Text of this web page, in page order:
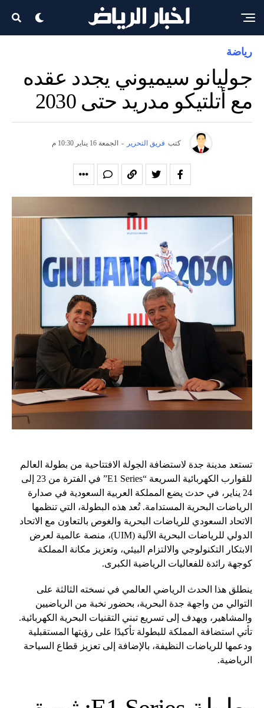
رياضة
جوليانو سيميوني يجدد عقده
مع أتلتيكو مدريد حتى 2030
كتب فريق التحرير - الجمعة 16 يناير 10:30 م
تستعد مدينة جدة لاستضافة الجولة الافتتاحية من بطولة العالم
للقوارب الكهربائية السريعة “E1 Series” في الفترة من 23 إلى
24 يناير، في حدث يضع المملكة العربية السعودية في صدارة
الرياضات البحرية المستدامة. تُعد هذه البطولة، التي تنظمها
الاتحاد السعودي للرياضات البحرية والغوص بالتعاون مع الاتحاد
الدولي للرياضات البحرية الآلية (UIM)، منصة عالمية لعرض
الابتكار التكنولوجي والالتزام البيئي، وتعزيز مكانة المملكة
كوجهة رائدة للفعاليات الرياضية الكبرى.
ينطلق هذا الحدث الرياضي العالمي في نسخته الثالثة على
التوالي من واجهة جدة البحرية، بحضور نخبة من الرياضيين
والمشاهير، ويهدف إلى تسريع تبني التقنيات البحرية الكهربائية.
تأتي استضافة المملكة للبطولة تأكيدًا على رؤيتها المستقبلية
ودعمها للرياضات النظيفة، بالإضافة إلى تعزيز قطاع السياحة
الرياضية.